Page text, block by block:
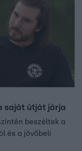
saját útját járja
beszéltek a
és a jövőbeli